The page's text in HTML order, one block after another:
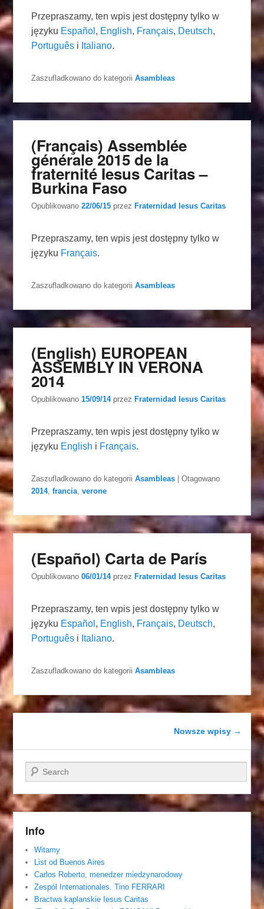
Przepraszamy, ten wpis jest dostępny tylko w
języku Español , English, Français, Deutsch,
Português i Italiano.
Zaszufladkowano do kategorii Asambleas
(Français) Assemblée
générale 2015 de la
fraternité Iesus Caritas –
Burkina Faso
Opublikowano22/06/15 przez Fraternidad Iesus Caritas
Przepraszamy, ten wpis jest dostępny tylko w
języku Français.
Zaszufladkowano do kategorii Asambleas
(English) EUROPEAN
ASSEMBLY IN VERONA
2014
Opublikowano15/09/14 przezFraternidad Iesus Caritas
Przepraszamy, ten wpis jest dostępny tylko w
języku English i Français.
Zaszufladkowano do kategorii Asambleas |Otagowano
2014,francia ,verone
(Español) Carta de París
Opublikowano06/01/14 przezFraternidad Iesus Caritas
Przepraszamy, ten wpis jest dostępny tylko w
języku Español , English, Français, Deutsch,
Português i Italiano.
Zaszufladkowano do kategorii Asambleas
Nowsze wpisy →
Szukaj
Info
Witamy
List od Buenos Aires
Carlos Roberto, menedzer miedzynarodowy
Zespól Internationales. Tino FERRARI
Bractwa kaplanskie Iesus Caritas